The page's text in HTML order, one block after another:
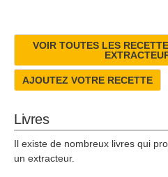
VOIR TOUTES LES
AJOUTEZ VOTRE RECETTE
Livres
Il existe de nombreux livres qui
un extracteur.